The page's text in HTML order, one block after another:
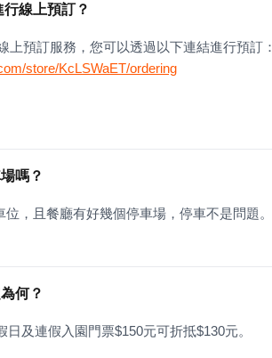
線上預訂？
上預訂服務，您可以透過以下連結進行預訂：
store/KcLSWaET/ordering
嗎？
，且餐廳有好幾個停車場，停車不是問題。
何？
及連假入園門票$150元可折抵$130元。